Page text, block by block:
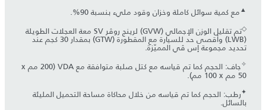
▲مع كمية سوائل كاملة وخزان وقود مليء بنسبة 90%.
◇ تم تقليل الوزن الإجمالي (GVW) لرينج روڤر SV معة العجلات الطويلة
(LWB) وأقصى حد للسيارة مع المقطورة (GTW) بمقدار 30 كجم عند
تحديد مجموعة إس ڤي المميّزة.
✧ جاف: الحجم كما تم قياسه مع كتل صلبة متوافقة مع VDA (‏200 مم x
✦رطب: الحجم كما تم قياسه من خلال محاكاة مساحة التحميل المليئة
بالسائل.